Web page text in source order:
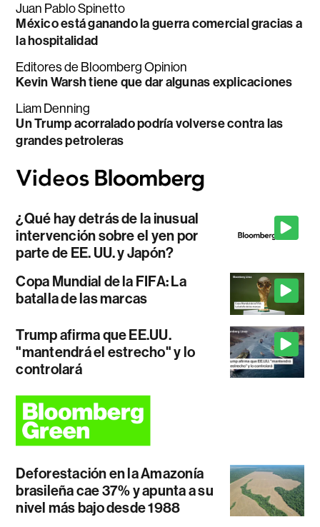
Juan Pablo Spinetto
México está ganando la guerra comercial gracias a
la hospitalidad
Editores de Bloomberg Opinion
Kevin Warsh tiene que dar algunas explicaciones
Liam Denning
Un Trump acorralado podría volverse contra las
grandes petroleras
¿Qué hay detrás de la inusual
intervención sobre el yen por
parte de EE. UU. y Japón?
Copa Mundial de la FIFA: La
batalla de las marcas
Trump afirma que EE.UU.
"mantendrá el estrecho" y lo
controlará
Deforestación en la Amazonía
brasileña cae 37% y apunta a su
nivel más bajo desde 1988